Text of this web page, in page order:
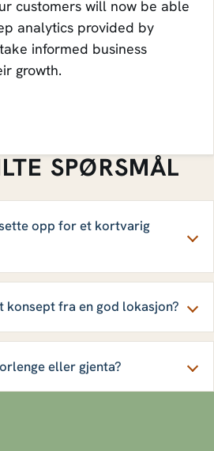
customers will now be able
analytics provided by
informed business
growth.
SPØRSMÅL
opp for et kortvarig
konsept fra en god lokasjon?
eller gjenta?